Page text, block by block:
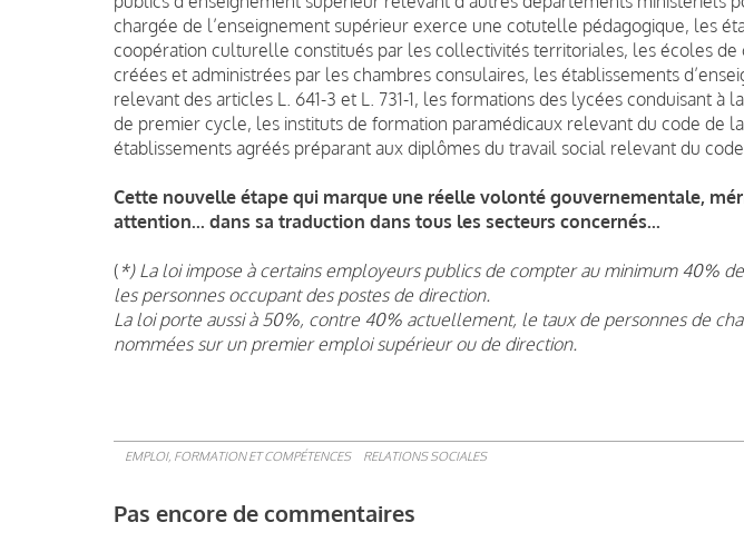
chargée de l’enseignement supérieur exerce une cotutelle pédagogique, les
coopération culturelle constitués par les collectivités territoriales, les écoles de
créées et administrées par les chambres consulaires, les établissements
relevant des articles L. 641-3 et L. 731-1, les formations des lycées conduisant à
de premier cycle, les instituts de formation paramédicaux relevant du code de
établissements agréés préparant aux diplômes du travail social relevant du
Cette nouvelle étape qui marque une réelle volonté gouvernementale,
attention... dans sa traduction dans tous les secteurs concernés...
( *) La loi impose à certains employeurs publics de compter au minimum 40%
les personnes occupant des postes de direction.
La loi porte aussi à 50%, contre 40% actuellement, le taux de personnes de
nommées sur un premier emploi supérieur ou de direction.
EMPLOI, FORMATION ET COMPÉTENCES RELATIONS SOCIALES
Pas encore de commentaires